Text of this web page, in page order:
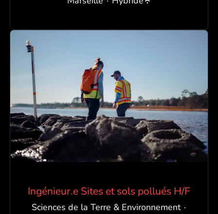
Ingénieur.e Sites et sols pollués H/F
Sciences de la Terre & Environnement ·